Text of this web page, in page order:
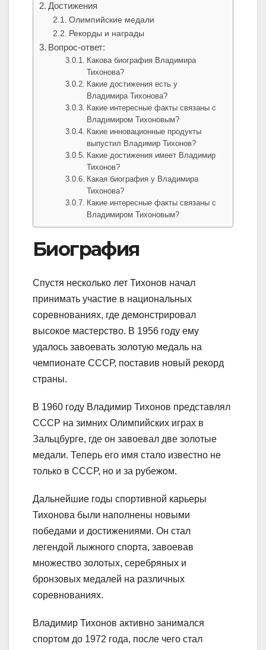
Достижения
Олимпийские медали
Рекорды и награды
Вопрос-ответ:
Какова биография Владимира
Тихонова?
Какие достижения есть у
Владимира Тихонова?
Какие интересные факты связаны с
Владимиром Тихоновым?
Какие инновационные продукты
выпустил Владимир Тихонов?
Какие достижения имеет Владимир
Тихонов?
Какая биография у Владимира
Тихонова?
Какие интересные факты связаны с
Владимиром Тихоновым?
Биография
Спустя несколько лет Тихонов начал
принимать участие в национальных
соревнованиях, где демонстрировал
высокое мастерство. В 1956 году ему
удалось завоевать золотую медаль на
чемпионате СССР, поставив новый рекорд
страны.
В 1960 году Владимир Тихонов представлял
СССР на зимних Олимпийских играх в
Зальцбурге, где он завоевал две золотые
медали. Теперь его имя стало известно не
только в СССР, но и за рубежом.
Дальнейшие годы спортивной карьеры
Тихонова были наполнены новыми
победами и достижениями. Он стал
легендой лыжного спорта, завоевав
множество золотых, серебряных и
бронзовых медалей на различных
соревнованиях.
Владимир Тихонов активно занимался
спортом до 1972 года, после чего стал